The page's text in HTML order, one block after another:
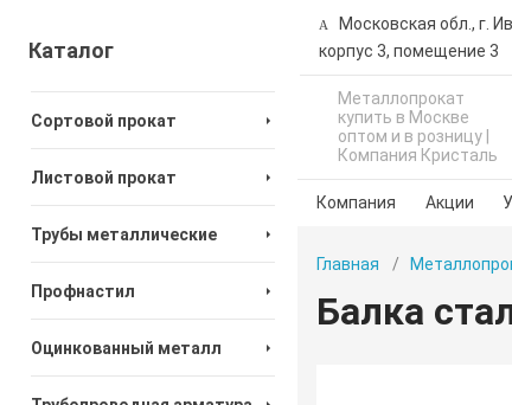
Московская обл., г.
корпус 3, помещение 3
Металлопрокат
купить в Москве
оптом и в розницу |
Компания Кристаль
Компания Акции
Каталог
Сортовой прокат
Листовой прокат
Трубы металлические
Профнастил
Оцинкованный металл
Главная
Балка